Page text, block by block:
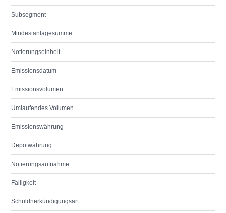
Subsegment
Mindestanlagesumme
Notierungseinheit
Emissionsdatum
Emissionsvolumen
Umlaufendes Volumen
Emissionswährung
Depotwährung
Notierungsaufnahme
Fälligkeit
Schuldnerkündigungsart